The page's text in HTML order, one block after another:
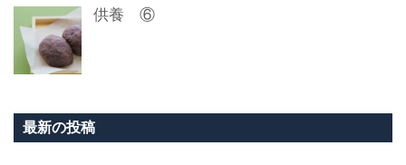
供養 ⑥
最新の投稿